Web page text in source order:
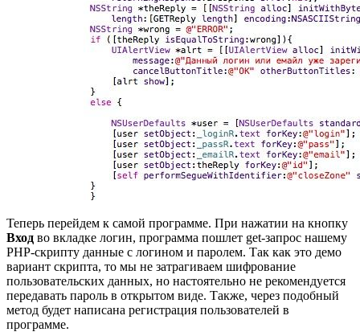
Теперь перейдем к самой программе. При нажатии на кнопку
Вход во вкладке логин, программа пошлет get-запрос нашему
PHP-скрипту данные с логином и паролем. Так как это демо
вариант скрипта, то мы не затрагиваем шифрование
пользовательских данных, но настоятельно не рекомендуется
передавать пароль в открытом виде. Также, через подобный
метод будет написана регистрация пользователей в
программе.